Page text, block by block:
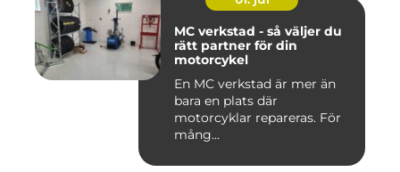
MC verkstad - så väljer du
rätt partner för din
motorcykel
En MC verkstad är mer än
bara en plats där
motorcyklar repareras. För
mång...